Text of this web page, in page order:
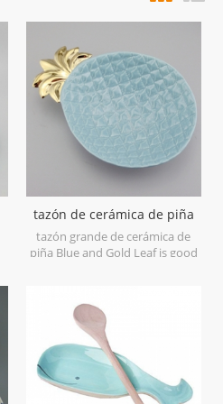
tazón de cerámica de piña
grande azul y hoja de oro
tazón grande de cerámica de
piña Blue and Gold Leaf is good